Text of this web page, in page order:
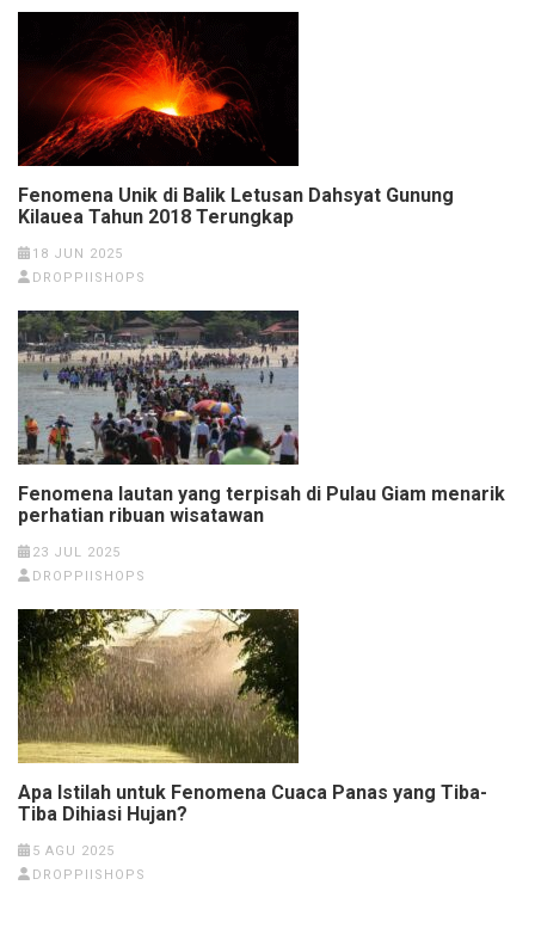
Fenomena Unik di Balik Letusan Dahsyat Gunung
Kilauea Tahun 2018 Terungkap
18 JUN 2025
DROPPIISHOPS
Fenomena lautan yang terpisah di Pulau Giam menarik
perhatian ribuan wisatawan
23 JUL 2025
DROPPIISHOPS
Apa Istilah untuk Fenomena Cuaca Panas yang Tiba-
Tiba Dihiasi Hujan?
5 AGU 2025
DROPPIISHOPS